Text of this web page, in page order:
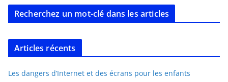
Recherchez un mot-clé dans les articles
Articles récents
Les dangers d’Internet et des écrans pour les enfants